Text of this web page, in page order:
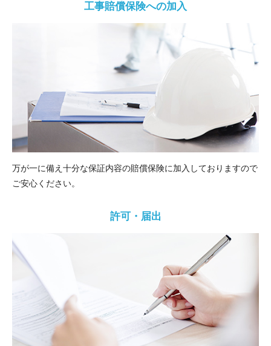
工事賠償保険への加入
万が一に備え十分な保証内容の賠償保険に加入しておりますので
ご安心ください。
許可・届出